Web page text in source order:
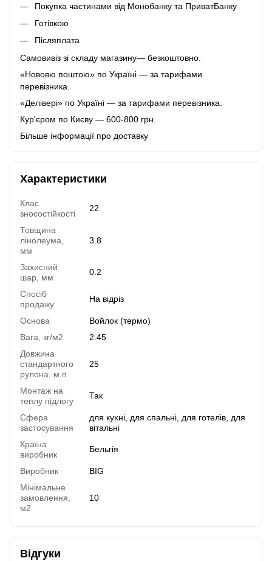
Покупка частинами від Монобанку та ПриватБанку
Готівкою
Післяплата
Самовивіз зі складу магазину— безкоштовно.
«Нововю поштою» по Україні — за тарифами
перевізника.
«Делівері» по Україні — за тарифами перевізника.
Кур'єром по Києву — 600-800 грн.
Більше інформації про доставку
Характеристики
Клас
зносостійкості
22
Товщина
лінолеума,
мм
3.8
Захисний
шар, мм
0.2
Спосіб
продажу
На відріз
Основа
Войлок (термо)
Вага, кг/м2
2.45
Довжина
стандартного
рулона, м.п
25
Монтаж на
теплу підлогу
Так
Сфера
застосування
для кухні, для спальні, для готелів, для
вітальні
Країна
виробник
Бельгія
Виробник
BIG
Мінімальне
замовлення,
м2
10
Відгуки